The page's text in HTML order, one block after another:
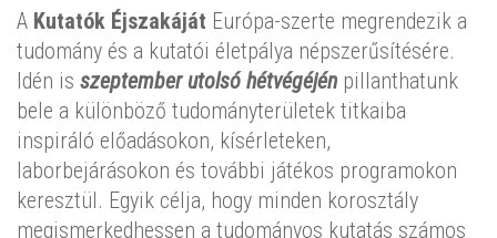
A Kutatók Éjszakáját Európa-szerte megrendezik a
tudomány és a kutatói életpálya népszerűsítésére.
Idén is szeptember utolsó hétvégéjén pillanthatunk
bele a különböző tudományterületek titkaiba
inspiráló előadásokon, kísérleteken,
laborbejárásokon és további játékos programokon
keresztül. Egyik célja, hogy minden korosztály
megismerkedhessen a tudományos kutatás számos